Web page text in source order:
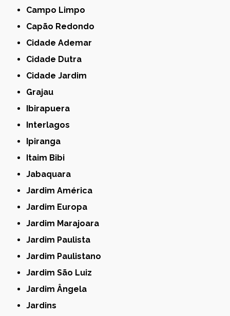
Campo Limpo
Capão Redondo
Cidade Ademar
Cidade Dutra
Cidade Jardim
Grajau
Ibirapuera
Interlagos
Ipiranga
Itaim Bibi
Jabaquara
Jardim América
Jardim Europa
Jardim Marajoara
Jardim Paulista
Jardim Paulistano
Jardim São Luiz
Jardim Ângela
Jardins